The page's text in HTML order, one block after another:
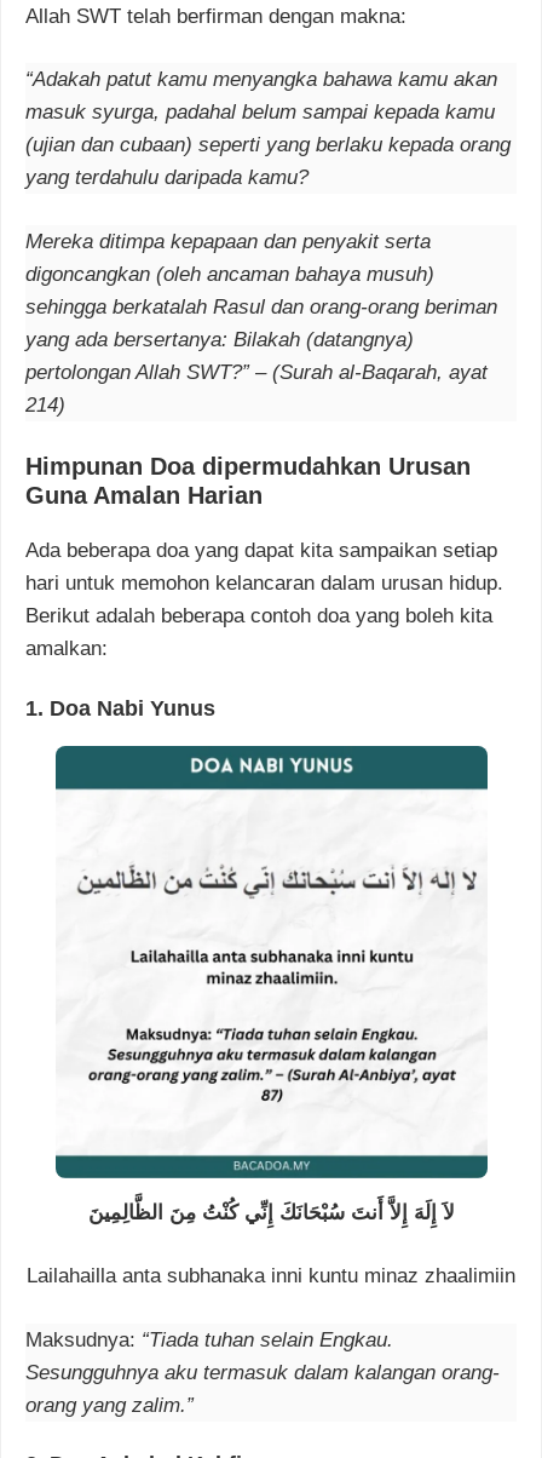
Allah SWT telah berfirman dengan makna:
“Adakah patut kamu menyangka bahawa kamu akan
masuk syurga, padahal belum sampai kepada kamu
(ujian dan cubaan) seperti yang berlaku kepada orang
yang terdahulu daripada kamu?
Mereka ditimpa kepapaan dan penyakit serta
digoncangkan (oleh ancaman bahaya musuh)
sehingga berkatalah Rasul dan orang-orang beriman
yang ada bersertanya: Bilakah (datangnya)
pertolongan Allah SWT?” – (Surah al-Baqarah, ayat
214)
Himpunan Doa dipermudahkan Urusan
Guna Amalan Harian
Ada beberapa doa yang dapat kita sampaikan setiap
hari untuk memohon kelancaran dalam urusan hidup.
Berikut adalah beberapa contoh doa yang boleh kita
amalkan:
1. Doa Nabi Yunus
لاَ إِلَهَ إِلاَّ أَنتَ سُبْحَانَكَ إِنِّي كُنْتُ مِنَ الظَّالِمِينَ
Lailahailla anta subhanaka inni kuntu minaz zhaalimiin
Maksudnya: “Tiada tuhan selain Engkau.
Sesungguhnya aku termasuk dalam kalangan orang-
orang yang zalim.”